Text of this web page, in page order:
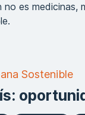
es medicinas,
Sostenible